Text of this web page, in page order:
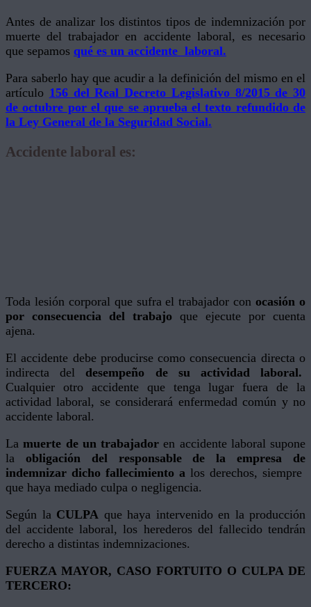
Antes de analizar los distintos tipos de indemnización por
muerte del trabajador en accidente laboral, es necesario
que sepamos qué es un accidente laboral.
Para saberlo hay que acudir a la definición del mismo en el
artículo 156 del Real Decreto Legislativo 8/2015 de 30
de octubre por el que se aprueba el texto refundido de
la Ley General de la Seguridad Social.
Accidente laboral es:
Toda lesión corporal que sufra el trabajador conocasión o
por consecuencia del trabajo que ejecute por cuenta
ajena.
El accidente debe producirse como consecuencia directa o
indirecta del desempeño de su actividad laboral.
Cualquier otro accidente que tenga lugar fuera de la
actividad laboral, se considerará enfermedad común y no
accidente laboral.
La muerte de un trabajador en accidente laboral supone
la obligación del responsable de la empresa de
indemnizar dicho fallecimiento a los derechos, siempre
que haya mediado culpa o negligencia.
Según la CULPA que haya intervenido en la producción
del accidente laboral, los herederos del fallecido tendrán
derecho a distintas indemnizaciones.
FUERZA MAYOR, CASO FORTUITO O CULPA DE
TERCERO: